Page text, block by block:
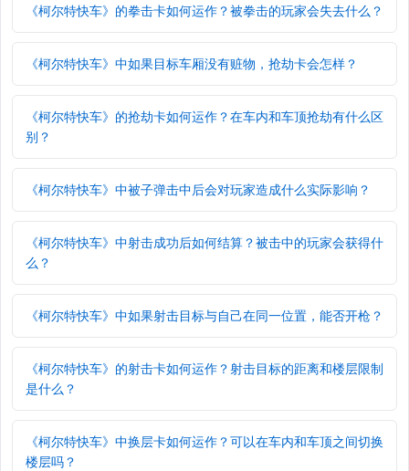
《柯尔特快车》的拳击卡如何运作？被拳击的玩家会失去什么？
《柯尔特快车》中如果目标车厢没有赃物，抢劫卡会怎样？
《柯尔特快车》的抢劫卡如何运作？在车内和车顶抢劫有什么区
别？
《柯尔特快车》中被子弹击中后会对玩家造成什么实际影响？
《柯尔特快车》中射击成功后如何结算？被击中的玩家会获得什
么？
《柯尔特快车》中如果射击目标与自己在同一位置，能否开枪？
《柯尔特快车》的射击卡如何运作？射击目标的距离和楼层限制
是什么？
《柯尔特快车》中换层卡如何运作？可以在车内和车顶之间切换
楼层吗？